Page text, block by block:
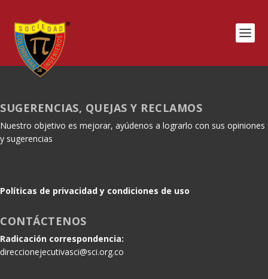
SUGERENCIAS, QUEJAS Y RECLAMOS
Nuestro objetivo es mejorar, ayúdenos a lograrlo con sus opiniones
y sugerencias
Políticas de privacidad y condiciones de uso
CONTÁCTENOS
Radicación correspondencia:
direccionejecutivasci@sci.org.co